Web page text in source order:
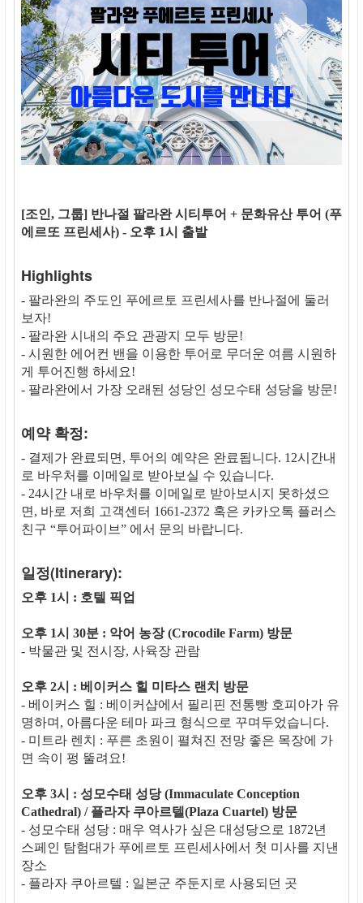
[조인, 그룹] 반나절 팔라완 시티투어 + 문화유산 투어 (푸
에르또 프린세사) - 오후 1시 출발
Highlights
- 팔라완의 주도인 푸에르토 프린세사를 반나절에 둘러
보자!
- 팔라완 시내의 주요 관광지 모두 방문!
- 시원한 에어컨 밴을 이용한 투어로 무더운 여름 시원하
게 투어진행 하세요!
- 팔라완에서 가장 오래된 성당인 성모수태 성당을 방문!
예약 확정:
- 결제가 완료되면, 투어의 예약은 완료됩니다. 12시간내
로 바우처를 이메일로 받아보실 수 있습니다.
- 24시간 내로 바우처를 이메일로 받아보시지 못하셨으
면, 바로 저희 고객센터 1661-2372 혹은 카카오톡 플러스
친구 “투어파이브” 에서 문의 바랍니다.
일정(Itinerary):
오후 1시 : 호텔 픽업
오후 1시 30분 : 악어 농장 (Crocodile Farm) 방문
- 박물관 및 전시장, 사육장 관람
오후 2시 : 베이커스 힐 미타스 랜치 방문
- 베이커스 힐 : 베이커샵에서 필리핀 전통빵 호피아가 유
명하며, 아름다운 테마 파크 형식으로 꾸며두었습니다.
- 미트라 렌치 : 푸른 초원이 펼쳐진 전망 좋은 목장에 가
면 속이 펑 뚤려요!
오후 3시 : 성모수태 성당 (Immaculate Conception
Cathedral) / 플라자 쿠아르텔(Plaza Cuartel) 방문
- 성모수태 성당 : 매우 역사가 싶은 대성당으로 1872년
스페인 탐험대가 푸에르토 프린세사에서 첫 미사를 지낸
장소
- 플라자 쿠아르텔 : 일본군 주둔지로 사용되던 곳